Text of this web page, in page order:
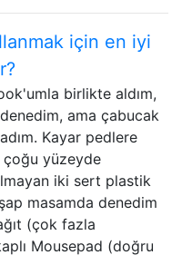
için en iyi
birlikte aldım,
ama çabucak
Kayar pedlere
çoğu yüzeyde
iki sert plastik
masamda denedim
(çok fazla
Mousepad (doğru